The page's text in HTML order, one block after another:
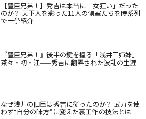
【豊臣兄弟！】秀吉は本当に「女狂い」だった
のか？ 天下人を彩った11人の側室たちを時系列
で一挙紹介
『豊臣兄弟！』後半の鍵を握る「浅井三姉妹」
茶々・初・江——秀吉に翻弄された波乱の生涯
なぜ浅井の旧臣は秀吉に従ったのか？ 武力を使
わず“自分の味方”に変えた裏工作の技法とは